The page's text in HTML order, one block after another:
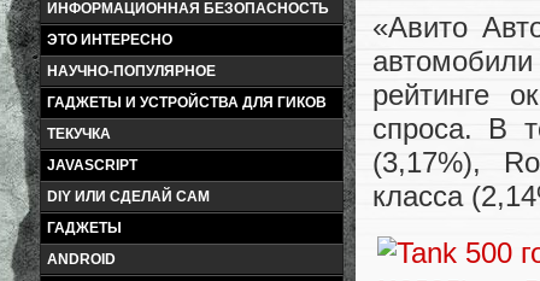
ИНФОРМАЦИОННАЯ БЕЗОПАСНОСТЬ
ЭТО ИНТЕРЕСНО
НАУЧНО-ПОПУЛЯРНОЕ
ГАДЖЕТЫ И УСТРОЙСТВА ДЛЯ ГИКОВ
ТЕКУЧКА
JAVASCRIPT
DIY ИЛИ СДЕЛАЙ САМ
ГАДЖЕТЫ
ANDROID
«Авито
рейтинге
спроса. В
(3,17%),
класса